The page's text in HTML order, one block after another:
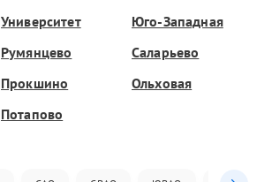
Университет
Юго-Западная
Румянцево
Саларьево
Прокшино
Ольховая
Потапово